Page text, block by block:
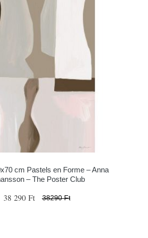
cm Pastels en Forme – Anna
– The Poster Club
38 290 Ft 38290 Ft